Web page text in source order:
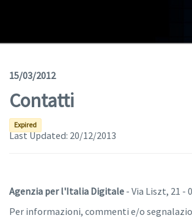
News
Geoviewer
Tools
Help(apre in una nuova finestra)
15/03/2012
Contatti
Expired
Last Updated: 20/12/2013
Agenzia per l'Italia Digitale - Via Liszt, 21 -
Per informazioni, commenti e/o